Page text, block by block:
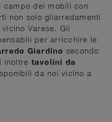
campo dei mobili con
non solo gliarredamenti
Varese. Gli
per arricchire le
Giardino secondo
inoltre tavolini da
da noi vicino a